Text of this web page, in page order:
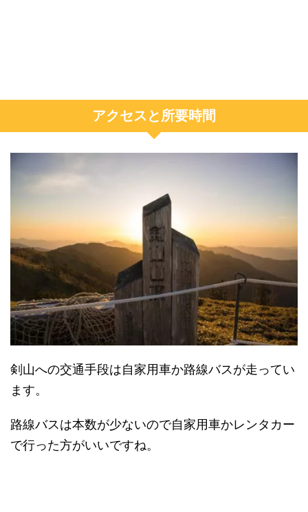
アクセスと所要時間
剣山への交通手段は自家用車か路線バスが走ってい
ます。
路線バスは本数が少ないので自家用車かレンタカー
で行った方がいいですね。